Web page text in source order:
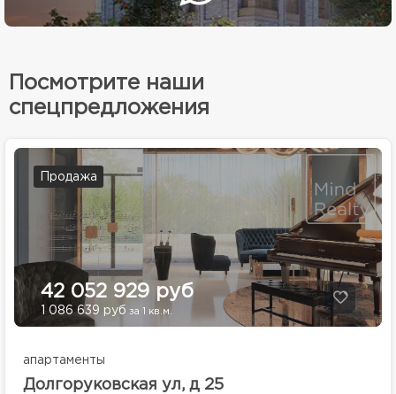
Посмотрите наши
спецпредложения
Продажа
42 052 929 руб
1 086 639 руб за 1 кв.м.
апартаменты
Долгоруковская ул, д 25